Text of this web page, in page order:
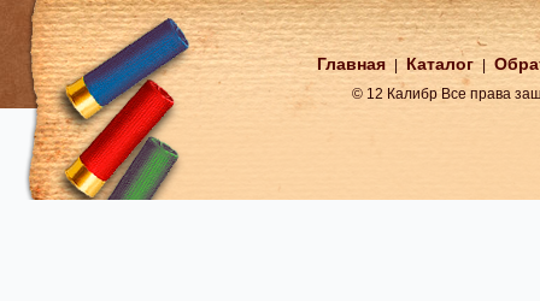
Главная Каталог
© 12 Калибр Все права